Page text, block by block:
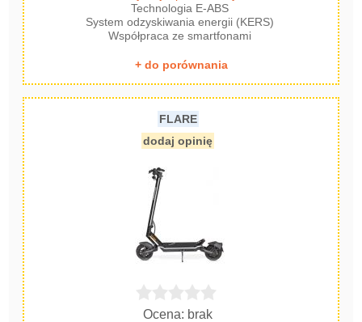
Technologia E-ABS
System odzyskiwania energii (KERS)
Współpraca ze smartfonami
+ do porównania
FLARE
dodaj opinię
Ocena: brak